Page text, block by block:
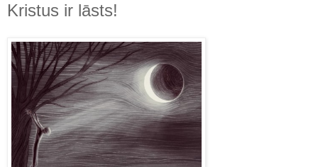
Kristus ir lāsts!